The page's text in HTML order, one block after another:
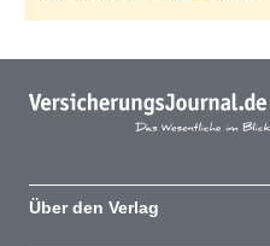
Über den Verlag